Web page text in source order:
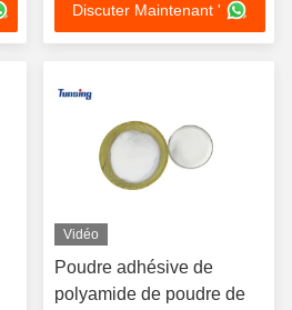
Discuter Maintenant '
Vidéo
Poudre adhésive de
polyamide de poudre de